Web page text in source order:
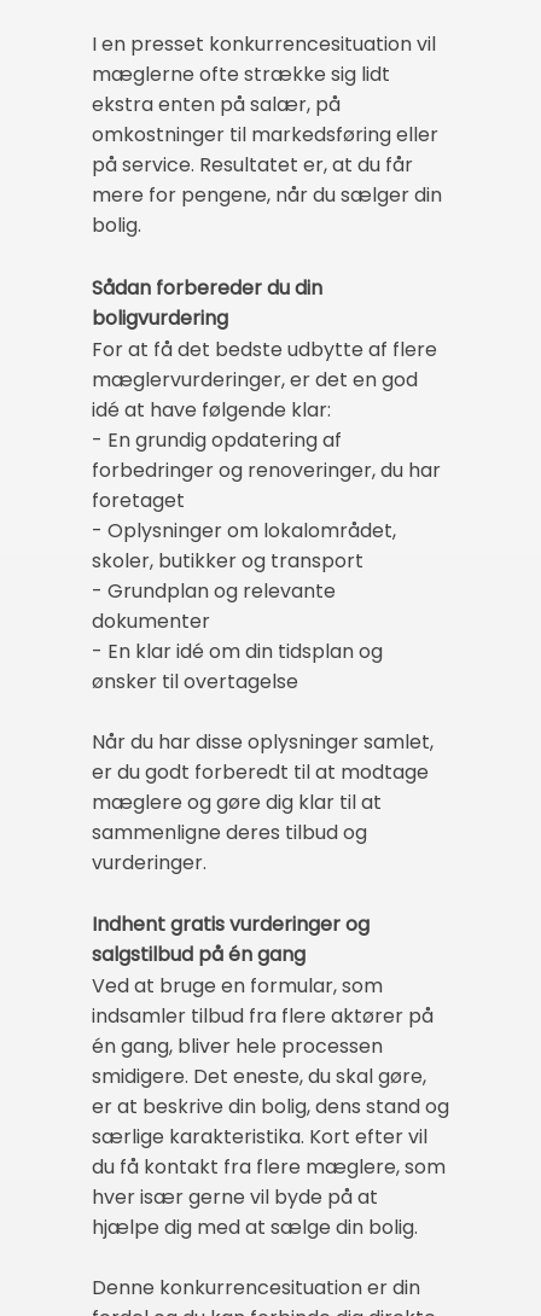
I en presset konkurrencesituation vil
mæglerne ofte strække sig lidt
ekstra enten på salær, på
omkostninger til markedsføring eller
på service. Resultatet er, at du får
mere for pengene, når du sælger din
bolig.
Sådan forbereder du din
boligvurdering
For at få det bedste udbytte af flere
mæglervurderinger, er det en god
idé at have følgende klar:
- En grundig opdatering af
forbedringer og renoveringer, du har
foretaget
- Oplysninger om lokalområdet,
skoler, butikker og transport
- Grundplan og relevante
dokumenter
- En klar idé om din tidsplan og
ønsker til overtagelse
Når du har disse oplysninger samlet,
er du godt forberedt til at modtage
mæglere og gøre dig klar til at
sammenligne deres tilbud og
vurderinger.
Indhent gratis vurderinger og
salgstilbud på én gang
Ved at bruge en formular, som
indsamler tilbud fra flere aktører på
én gang, bliver hele processen
smidigere. Det eneste, du skal gøre,
er at beskrive din bolig, dens stand og
særlige karakteristika. Kort efter vil
du få kontakt fra flere mæglere, som
hver især gerne vil byde på at
hjælpe dig med at sælge din bolig.
Denne konkurrencesituation er din